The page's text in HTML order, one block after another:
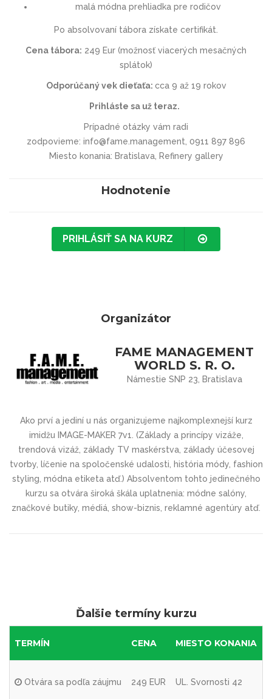
malá módna prehliadka pre rodičov
Po absolvovaní tábora získate certifikát.
Cena tábora: 249 Eur (možnosť viacerých mesačných
splátok)
Odporúčaný vek dieťaťa: cca 9 až 19 rokov
Prihláste sa už teraz.
Prípadné otázky vám radi
zodpovieme: info@fame.management, 0911 897 896
Miesto konania: Bratislava, Refinery gallery
Hodnotenie
PRIHLÁSIŤ SA NA KURZ
Organizátor
FAME MANAGEMENT
WORLD S. R. O.
Námestie SNP 23, Bratislava
Ako prví a jediní u nás organizujeme najkomplexnejší kurz
imidžu IMAGE-MAKER 7v1. (Základy a princípy vizáže,
trendová vizáž, základy TV maskérstva, základy účesovej
tvorby, líčenie na spoločenské udalosti, história módy, fashion
styling, módna etiketa atď.) Absolventom tohto jedinečného
kurzu sa otvára široká škála uplatnenia: módne salóny,
značkové butiky, médiá, show-biznis, reklamné agentúry atď.
Ďalšie termíny kurzu
TERMÍN CENA MIESTO KONANIA
Otvára sa podľa záujmu 249 EUR UL. Svornosti 42